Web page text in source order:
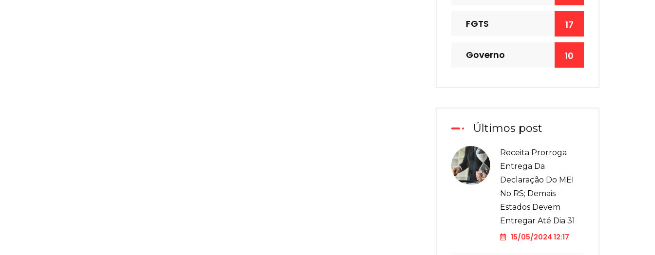
FGTS 17
Governo 10
Últimos post
Receita Prorroga
Entrega Da
Declaração Do MEI
No RS; Demais
Estados Devem
Entregar Até Dia 31
15/05/2024 12:17